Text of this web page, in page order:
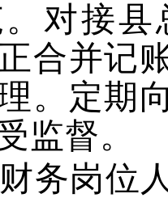
对接
合并记
。定期
监督。
务岗位